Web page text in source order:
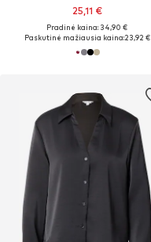
25,11 €
Pradinė kaina: 34,90 €
Paskutinė mažiausia kaina:23,92 €